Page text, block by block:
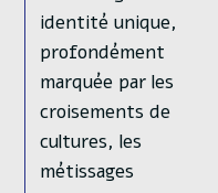
identité unique,
profondément
marquée par les
croisements de
cultures, les
métissages